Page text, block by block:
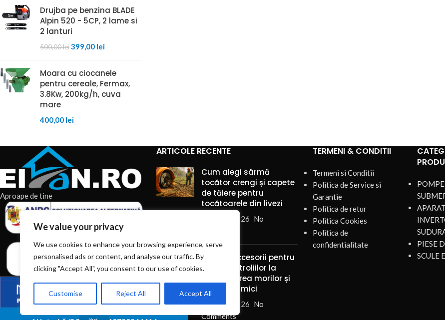
We value your privacy
We use cookies to enhance your browsing experience, serve
personalised ads or content, and analyse our traffic. By
clicking "Accept All", you consent to our use of cookies.
Customise Reject All Accept All
Drujba pe benzina BLADE
Alpin 520 - 5CP, 2 lame si
2 lanturi
500,00lei399,00 lei
Moara cu ciocanele
pentru cereale, Fermax,
3.8Kw, 200kg/h, cuva
mare
400,00 lei
Aproape de tine
ARTICOLE RECENTE
Cum alegi sârmă
tocător crengi și capete
de tăiere pentru
tocătoarele din livezi
6 august 2026 No
Piese și accesorii pentru
montajul troliilor la
manipularea morilor și
silozurilor mici
6 august 2026 No
Comments
TERMENI & CONDITII
Termeni si Conditii
Politica de Service si
Garantie
Politica de retur
Politica Cookies
Politica de
confidentialitate
PIESE
SCULE